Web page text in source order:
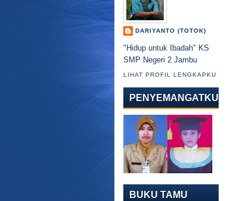
DARIYANTO (TOTOK)
"Hidup untuk Ibadah" KS
SMP Negeri 2 Jambu
LIHAT PROFIL LENGKAPKU
PENYEMANGATKU
BUKU TAMU